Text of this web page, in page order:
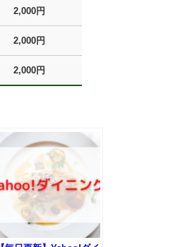
2,000円
2,000円
2,000円